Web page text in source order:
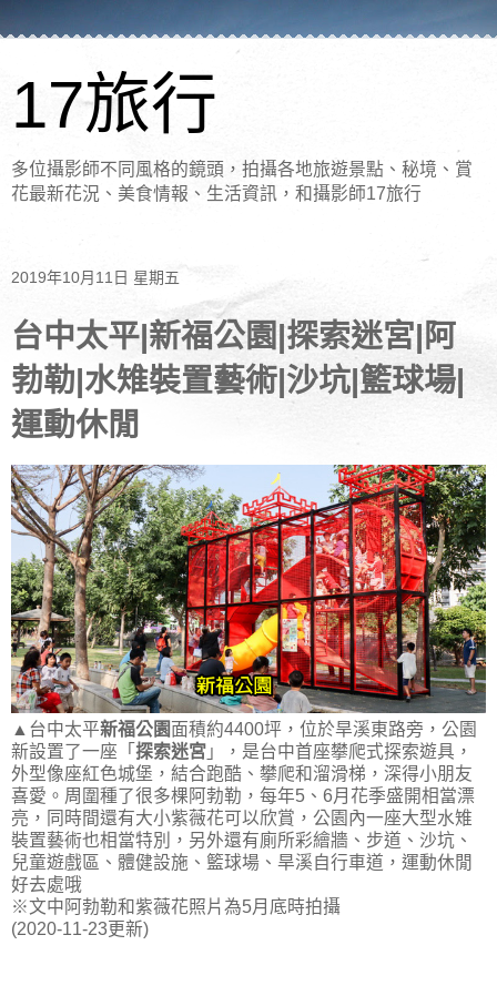
17旅行
多位攝影師不同風格的鏡頭，拍攝各地旅遊景點、秘境、賞
花最新花況、美食情報、生活資訊，和攝影師17旅行
2019年10月11日 星期五
台中太平|新福公園|探索迷宮|阿
勃勒|水雉裝置藝術|沙坑|籃球場|
運動休閒
▲台中太平新福公園面積約4400坪，位於旱溪東路旁，公園
新設置了一座「 探索迷宮 」，是台中首座攀爬式探索遊具，
外型像座紅色城堡，結合跑酷、攀爬和溜滑梯，深得小朋友
喜愛。周圍種了很多棵阿勃勒，每年5、6月花季盛開相當漂
亮，同時間還有大小紫薇花可以欣賞，公園內一座大型水雉
裝置藝術也相當特別，另外還有廁所彩繪牆、步道、沙坑、
兒童遊戲區、體健設施、籃球場、旱溪自行車道，運動休閒
好去處哦
※文中阿勃勒和紫薇花照片為5月底時拍攝
(2020-11-23更新)